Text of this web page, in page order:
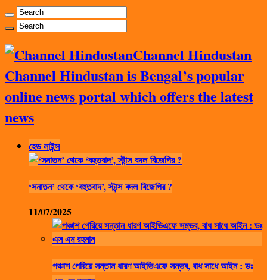
Channel Hindustan
Channel Hindustan is Bengal’s popular
online news portal which offers the latest
news
হেড লাইন্স
‘সনাতন’ থেকে ‘বহুতবাদ’, স্টান্স বদল বিজেপির ?
11/07/2025
পঞ্চাশ পেরিয়ে সন্তান ধারণ আইভিএফে সম্ভব, বাধ সাধে আইন : ডঃ